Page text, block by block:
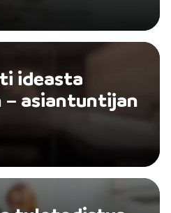
ideasta
asiantuntijan